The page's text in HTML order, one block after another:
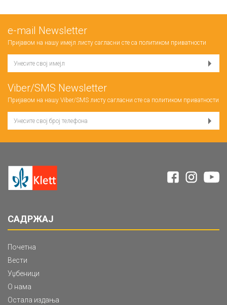
е-mail Newsletter
Пријавом на нашу имејл листу сагласни сте са политиком приватности
Viber/SMS Newsletter
Пријавом на нашу Viber/SMS листу сагласни сте са политиком приватности
САДРЖАЈ
Почетна
Вести
Уџбеници
О нама
Остала издања